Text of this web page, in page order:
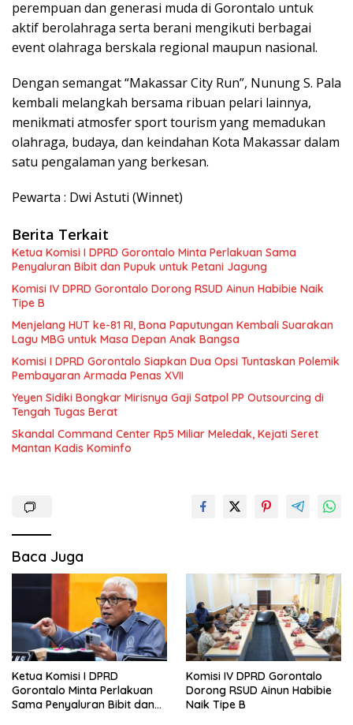
perempuan dan generasi muda di Gorontalo untuk
aktif berolahraga serta berani mengikuti berbagai
event olahraga berskala regional maupun nasional.
Dengan semangat “Makassar City Run”, Nunung S. Pala
kembali melangkah bersama ribuan pelari lainnya,
menikmati atmosfer sport tourism yang memadukan
olahraga, budaya, dan keindahan Kota Makassar dalam
satu pengalaman yang berkesan.
Pewarta : Dwi Astuti (Winnet)
Berita Terkait
Ketua Komisi I DPRD Gorontalo Minta Perlakuan Sama
Penyaluran Bibit dan Pupuk untuk Petani Jagung
Komisi IV DPRD Gorontalo Dorong RSUD Ainun Habibie Naik
Tipe B
Menjelang HUT ke-81 RI, Bona Paputungan Kembali Suarakan
Lagu MBG untuk Masa Depan Anak Bangsa
Komisi I DPRD Gorontalo Siapkan Dua Opsi Tuntaskan Polemik
Pembayaran Armada Penas XVII
Yeyen Sidiki Bongkar Mirisnya Gaji Satpol PP Outsourcing di
Tengah Tugas Berat
Skandal Command Center Rp5 Miliar Meledak, Kejati Seret
Mantan Kadis Kominfo
Baca Juga
Ketua Komisi I DPRD
Gorontalo Minta Perlakuan
Sama Penyaluran Bibit dan
Komisi IV DPRD Gorontalo
Dorong RSUD Ainun Habibie
Naik Tipe B